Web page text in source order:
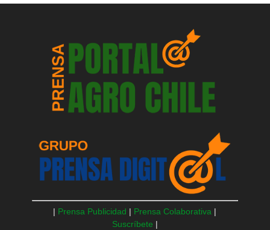
| Prensa Publicidad | Prensa Colaborativa |
Suscríbete |